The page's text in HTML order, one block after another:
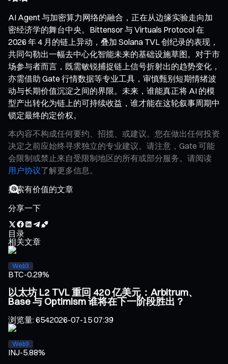
AI Agent 与加密算力网络的融合，正在从边缘实验走向加
密经济学的舞台中央。Bittensor 与 Virtuals Protocol 在
2026 年 4 月的链上异动，叠加 Solana TVL 创纪录的表现，
共同勾勒出一幅去中心化智能未来的基础设施草图。对于市
场参与者而言，既需敏锐捕捉链上信号折射出的趋势变化，
亦需借助 Gate 行情数据等专业工具，审慎甄别短期情绪波
动与长期价值沉淀之间的界限。未来，谁能真正将 AI 的模
型产出转化为链上的可持续收益，谁才能在这轮叙事周期中
锁定最终的定价权。
本内容不构成任何要约、招揽、或建议。您在做出任何投资
决定之前应始终寻求独立的专业建议。请注意，Gate 可能
会限制或禁止来自受限制地区的所有或部分服务。请阅读
用户协议了解更多信息。
分享一下
目录
相关文章
Web3
BTC-0.29%
以太坊 L2 TVL 重回 420 亿美元：Arbitrum、
Base 与 Optimism 谁将在下一阶段胜出？
浏览量:6542026-07-15 07:39
Web3
INJ-5.88%